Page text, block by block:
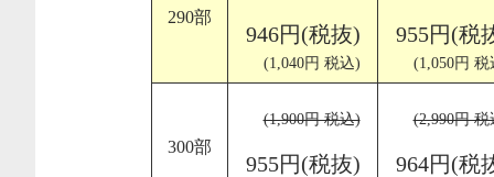
290部
946円(税抜)
(1,040円 税込)
955円(税
(1,050円 税
300部
(1,900円 税込)
955円(税抜)
(2,990円 税
964円(税